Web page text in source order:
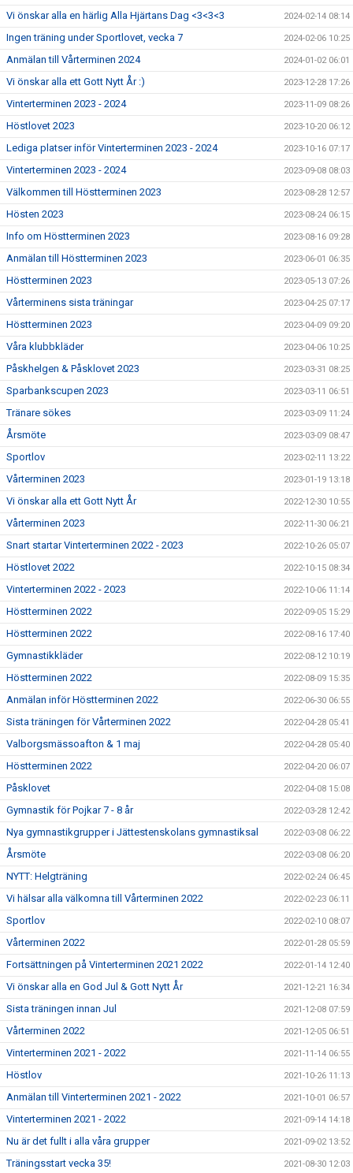
Vi önskar alla en härlig Alla Hjärtans Dag <3<3<3 2024-02-14 08:14
Ingen träning under Sportlovet, vecka 7 2024-02-06 10:25
Anmälan till Vårterminen 2024 2024-01-02 06:01
Vi önskar alla ett Gott Nytt År :) 2023-12-28 17:26
Vinterterminen 2023 - 2024 2023-11-09 08:26
Höstlovet 2023 2023-10-20 06:12
Lediga platser inför Vinterterminen 2023 - 2024 2023-10-16 07:17
Vinterterminen 2023 - 2024 2023-09-08 08:03
Välkommen till Höstterminen 2023 2023-08-28 12:57
Hösten 2023 2023-08-24 06:15
Info om Höstterminen 2023 2023-08-16 09:28
Anmälan till Höstterminen 2023 2023-06-01 06:35
Höstterminen 2023 2023-05-13 07:26
Vårterminens sista träningar 2023-04-25 07:17
Höstterminen 2023 2023-04-09 09:20
Våra klubbkläder 2023-04-06 10:25
Påskhelgen & Påsklovet 2023 2023-03-31 08:25
Sparbankscupen 2023 2023-03-11 06:51
Tränare sökes 2023-03-09 11:24
Årsmöte 2023-03-09 08:47
Sportlov 2023-02-11 13:22
Vårterminen 2023 2023-01-19 13:18
Vi önskar alla ett Gott Nytt År 2022-12-30 10:55
Vårterminen 2023 2022-11-30 06:21
Snart startar Vinterterminen 2022 - 2023 2022-10-26 05:07
Höstlovet 2022 2022-10-15 08:34
Vinterterminen 2022 - 2023 2022-10-06 11:14
Höstterminen 2022 2022-09-05 15:29
Höstterminen 2022 2022-08-16 17:40
Gymnastikkläder 2022-08-12 10:19
Höstterminen 2022 2022-08-09 15:35
Anmälan inför Höstterminen 2022 2022-06-30 06:55
Sista träningen för Vårterminen 2022 2022-04-28 05:41
Valborgsmässoafton & 1 maj 2022-04-28 05:40
Höstterminen 2022 2022-04-20 06:07
Påsklovet 2022-04-08 15:08
Gymnastik för Pojkar 7 - 8 år 2022-03-28 12:42
Nya gymnastikgrupper i Jättestenskolans gymnastiksal 2022-03-08 06:22
Årsmöte 2022-03-08 06:20
NYTT: Helgträning 2022-02-24 06:45
Vi hälsar alla välkomna till Vårterminen 2022 2022-02-23 06:11
Sportlov 2022-02-10 08:07
Vårterminen 2022 2022-01-28 05:59
Fortsättningen på Vinterterminen 2021 2022 2022-01-14 12:40
Vi önskar alla en God Jul & Gott Nytt År 2021-12-21 16:34
Sista träningen innan Jul 2021-12-08 07:59
Vårterminen 2022 2021-12-05 06:51
Vinterterminen 2021 - 2022 2021-11-14 06:55
Höstlov 2021-10-26 11:13
Anmälan till Vinterterminen 2021 - 2022 2021-10-01 06:57
Vinterterminen 2021 - 2022 2021-09-14 14:18
Nu är det fullt i alla våra grupper 2021-09-02 13:52
Träningsstart vecka 35! 2021-08-30 12:03